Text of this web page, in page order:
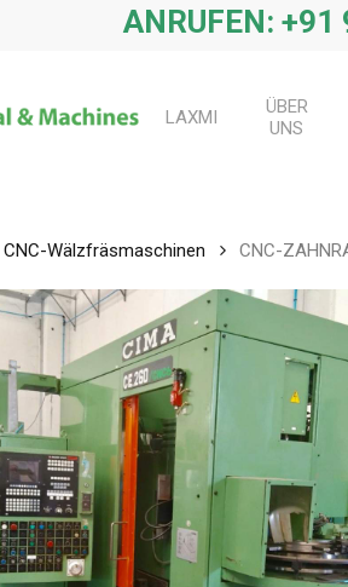
ANRUFEN:
LAXMI
ÜBER
UNS
CNC-Wälzfräsmaschinen CNC-